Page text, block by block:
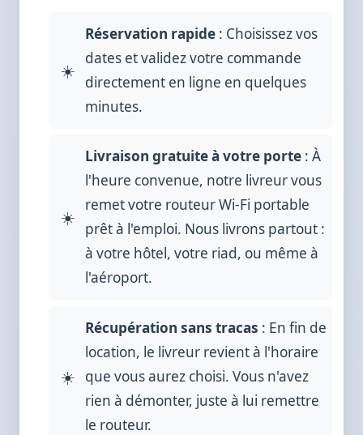
Réservation rapide : Choisissez vos
dates et validez votre commande
directement en ligne en quelques
minutes.
Livraison gratuite à votre porte : À
l'heure convenue, notre livreur vous
remet votre routeur Wi-Fi portable
prêt à l'emploi. Nous livrons partout :
à votre hôtel, votre riad, ou même à
l'aéroport.
Récupération sans tracas : En fin de
location, le livreur revient à l'horaire
que vous aurez choisi. Vous n'avez
rien à démonter, juste à lui remettre
le routeur.